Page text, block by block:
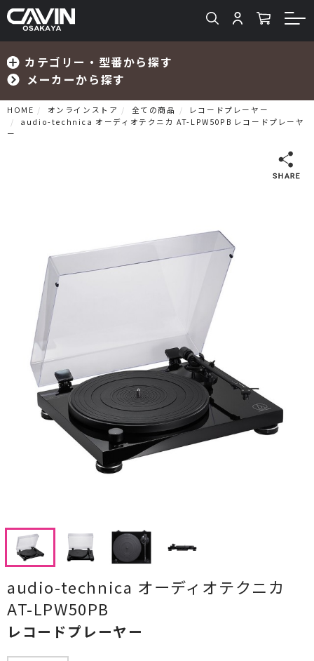
カテゴリー・型番から探す
メーカーから探す
検索
プリアンプ
パワーアンプ
CDプレーヤー・レシーバー
ネットワークプレーヤー・D/Aコンバーター
レコードプレーヤー
フォノイコライザー・MCトランス
オーディオその他
AVアンプ
ＴＶ・レコーダー・プレーヤー
HOME オンラインストア 全ての商品
レコードプレーヤー
audio-technica オーディオテクニカ AT-LPW50PB レコードプレーヤ
ー
audio-technica オーディオテクニカ
AT-LPW50PB
レコードプレーヤー